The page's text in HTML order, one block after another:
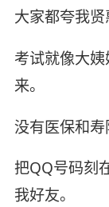
大家都夸我贤
考试就像大
来。
没有医保和寿
把QQ号码刻
我好友。